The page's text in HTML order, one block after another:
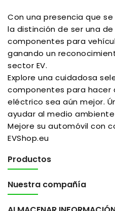
Con una presencia que
la distinción de ser una
componentes para
ganando un
sector EV.
Explore una cuidadosa
componentes para hacer
eléctrico sea aún mejor.
ayudar al medio
Mejore su automóvil con
EVShop.eu
Productos
Nuestra compañía